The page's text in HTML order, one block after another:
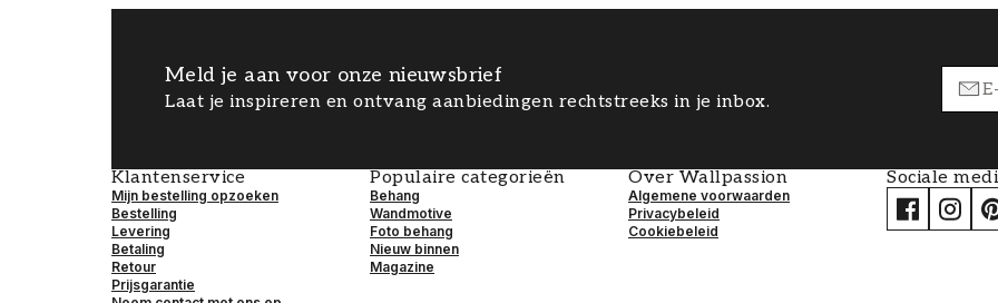
Meld je aan voor onze nieuwsbrief
Laat je inspireren en ontvang aanbiedingen rechtstreeks in je inbox.
Klantenservice
Mijn bestelling opzoeken
Bestelling
Levering
Betaling
Retour
Prijsgarantie
Populaire categorieën
Behang
Wandmotive
Foto behang
Nieuw binnen
Magazine
Over Wallpassion
Algemene voorwaarden
Privacybeleid
Cookiebeleid
Sociale